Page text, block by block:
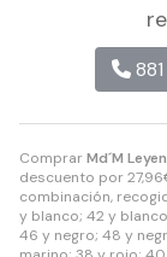
ComprarMd´M
descuento por27,96
combinación,
y blanco; 42 y
46 y negro; 48 y